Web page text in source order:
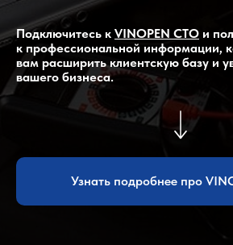
Подключитесь к VINOPEN СТО и
к профессиональной информации,
вам расширить клиентскую базу и
вашего бизнеса.
Узнать подробнее про